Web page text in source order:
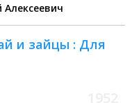
и зайцы : Для